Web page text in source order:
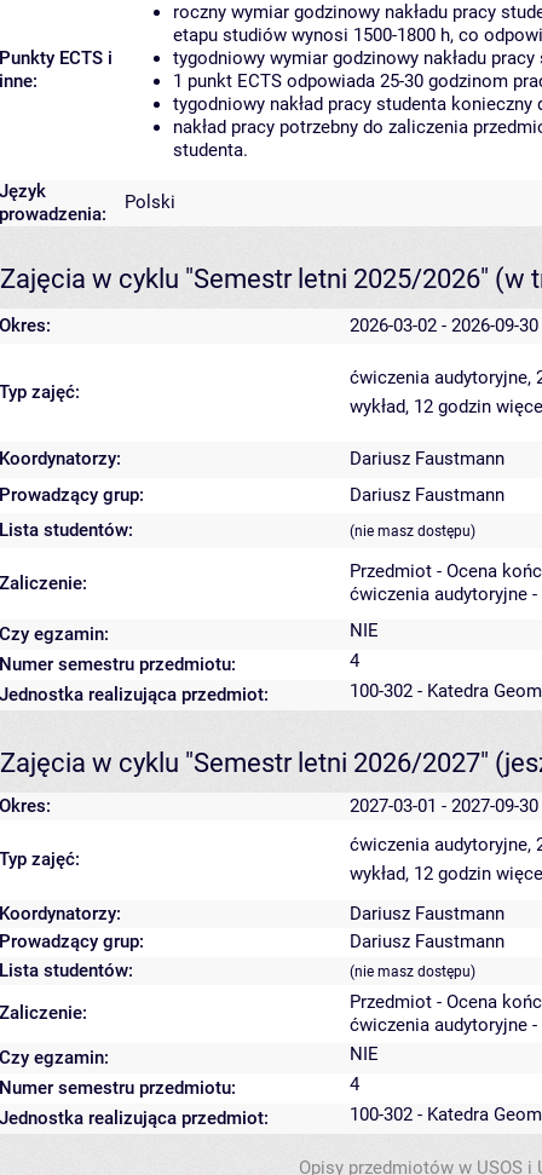
Punkty ECTS i
inne:
roczny wymiar godzinowy nakładu pracy
etapu studiów wynosi 1500-1800 h, co
tygodniowy wymiar godzinowy nakładu
1 punkt ECTS odpowiada 25-30 godzinom
tygodniowy nakład pracy studenta
nakład pracy potrzebny do zaliczenia
studenta.
Język
prowadzenia:
Polski
Zajęcia w cyklu "Semestr letni 2025/2026" (w
Okres: 2026-03-02 - 2026-09-30
Typ zajęć:
ćwiczenia audytoryjne,
wykład, 12 godzin
Koordynatorzy:
Dariusz Faustmann
Prowadzący grup:
Dariusz Faustmann
Lista studentów:
(nie masz dostępu)
Zaliczenie:
Przedmiot - Ocena
ćwiczenia audytoryjne
Czy egzamin:
NIE
Numer semestru przedmiotu:
4
Jednostka realizująca przedmiot:
100-302 - Katedra
Zajęcia w cyklu "Semestr letni 2026/2027"
Okres: 2027-03-01 - 2027-09-30
Typ zajęć:
ćwiczenia audytoryjne,
wykład, 12 godzin
Koordynatorzy:
Dariusz Faustmann
Prowadzący grup:
Dariusz Faustmann
Lista studentów:
(nie masz dostępu)
Zaliczenie:
Przedmiot - Ocena
ćwiczenia audytoryjne
Czy egzamin:
NIE
Numer semestru przedmiotu:
4
Jednostka realizująca przedmiot:
100-302 - Katedra
Opisy przedmiotów w USOS